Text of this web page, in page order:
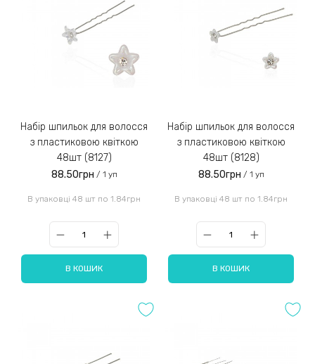
Набір шпильок для волосся
з пластиковою квіткою
48шт (8127)
88.50грн / 1 уп
В упаковці 48 шт по 1.84грн
В КОШИК
Набір шпильок для волосся
з пластиковою квіткою
48шт (8128)
88.50грн / 1 уп
В упаковці 48 шт по 1.84грн
В КОШИК